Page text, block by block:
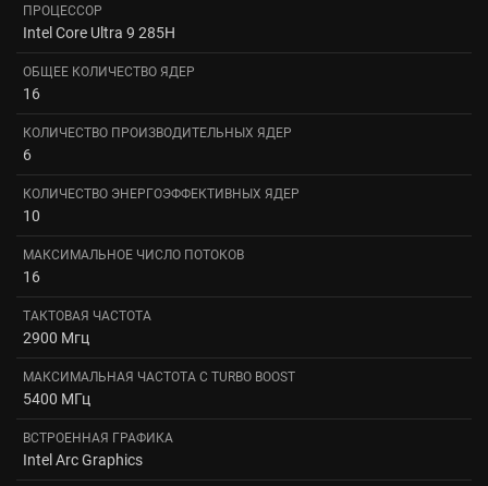
ПРОЦЕССОР
Intel Core Ultra 9 285H
ОБЩЕЕ КОЛИЧЕСТВО ЯДЕР
16
КОЛИЧЕСТВО ПРОИЗВОДИТЕЛЬНЫХ ЯДЕР
6
КОЛИЧЕСТВО ЭНЕРГОЭФФЕКТИВНЫХ ЯДЕР
10
МАКСИМАЛЬНОЕ ЧИСЛО ПОТОКОВ
16
ТАКТОВАЯ ЧАСТОТА
2900 Мгц
МАКСИМАЛЬНАЯ ЧАСТОТА С TURBO BOOST
5400 МГц
ВСТРОЕННАЯ ГРАФИКА
Intel Arc Graphics